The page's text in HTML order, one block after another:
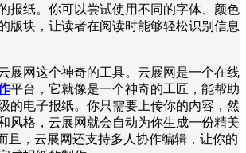
报纸。你可以尝试使用不同的字体、颜色
版块，让读者在阅读时能够轻松识别信息
展网这个神奇的工具。云展网是一个在线
平台，它就像是一个神奇的工匠，能帮助
的电子报纸。你只需要上传你的内容，然
风格，云展网就会自动为你生成一份精美
且，云展网还支持多人协作编辑，让你的